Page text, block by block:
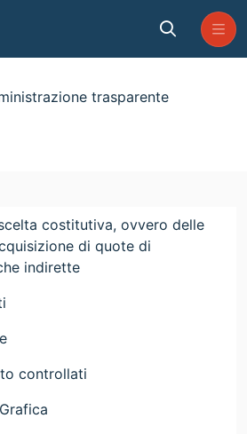
trasparente
costitutiva, ovvero delle
di quote di
indirette
controllati